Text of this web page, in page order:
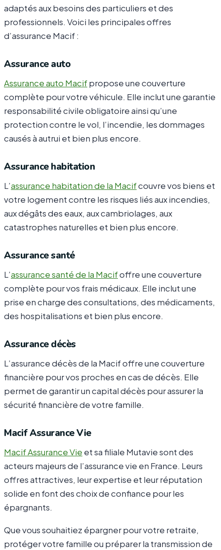
adaptés aux besoins des particuliers et des
professionnels. Voici les principales offres
d’assurance Macif :
Assurance auto
Assurance auto Macifpropose une couverture
complète pour votre véhicule. Elle inclut une garantie
responsabilité civile obligatoire ainsi qu’une
protection contre le vol, l’incendie, les dommages
causés à autrui et bien plus encore.
Assurance habitation
L’assurance habitation de la Macifcouvre vos biens et
votre logement contre les risques liés aux incendies,
aux dégâts des eaux, aux cambriolages, aux
catastrophes naturelles et bien plus encore.
Assurance santé
L’assurance santé de la Macifoffre une couverture
complète pour vos frais médicaux. Elle inclut une
prise en charge des consultations, des médicaments,
des hospitalisations et bien plus encore.
Assurance décès
L’assurance décès de la Macif offre une couverture
financière pour vos proches en cas de décès. Elle
permet de garantir un capital décès pour assurer la
sécurité financière de votre famille.
Macif Assurance Vie
Macif Assurance Vie et sa filiale Mutavie sont des
acteurs majeurs de l’assurance vie en France. Leurs
offres attractives, leur expertise et leur réputation
solide en font des choix de confiance pour les
épargnants.
Que vous souhaitiez épargner pour votre retraite,
protéger votre famille ou préparer la transmission de